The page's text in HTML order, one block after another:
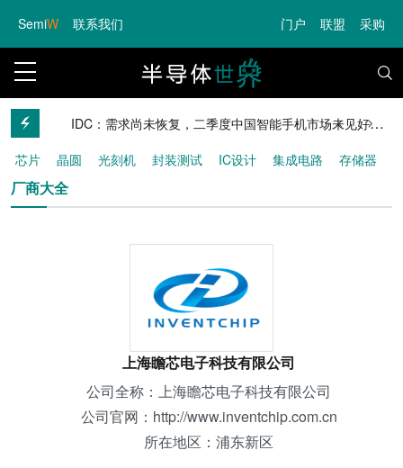
SemiW 联系我们 门户 联盟 采购
IDC：需求尚未恢复，二季度中国智能手机市场未见好转，OPPO保持第一 原创
芯片 晶圆 光刻机 封装测试 IC设计 集成电路
存储器
AI
5G
厂商大全
上海瞻芯电子科技有限公司
公司全称：上海瞻芯电子科技有限公司
公司官网：http://www.inventchip.com.cn
所在地区：浦东新区